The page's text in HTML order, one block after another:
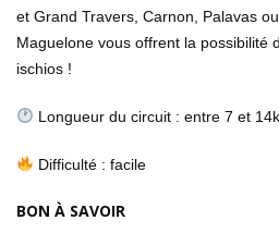
et Grand Travers, Carnon, Palavas
Maguelone vous offrent la possibilité
ischios !
Longueur du circuit : entre 7 et
Difficulté : facile
BON À SAVOIR